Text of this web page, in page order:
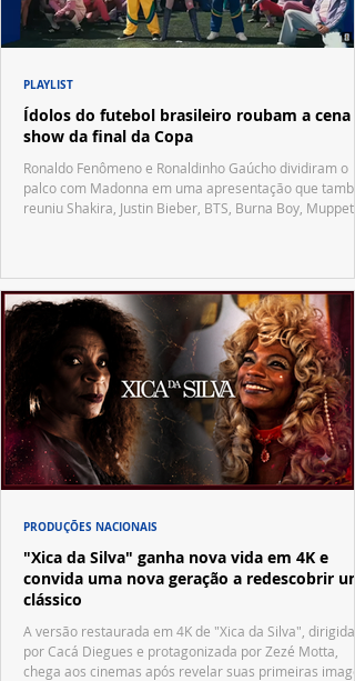
Ídolos do futebol brasileiro roubam a cena
show da final da Copa
Ronaldo Fenômeno e Ronaldinho Gaúcho dividiram o
palco com Madonna em uma apresentação que
reuniu Shakira, Justin Bieber, BTS, Burna Boy, Muppets,
PLAYLIST
"Xica da Silva" ganha nova vida em 4K e
convida uma nova geração a redescobrir um
clássico
A versão restaurada em 4K de "Xica da Silva", dirigida
por Cacá Diegues e protagonizada por Zezé Motta,
chega aos cinemas após revelar suas primeiras
PRODUÇÕES NACIONAIS